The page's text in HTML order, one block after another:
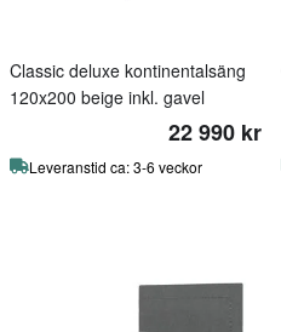
Classic deluxe kontinentalsäng
120x200 beige inkl. gavel
22 990 kr
Leveranstid ca: 3-6 veckor